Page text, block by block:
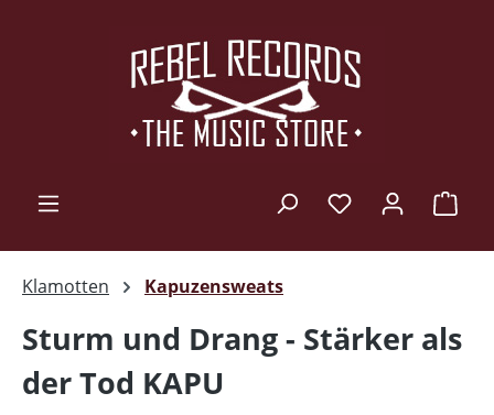
Klamotten Kapuzensweats
Sturm und Drang - Stärker als
der Tod KAPU